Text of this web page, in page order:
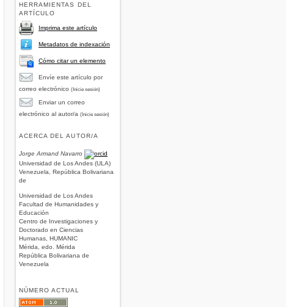
HERRAMIENTAS DEL
ARTÍCULO
Imprima este artículo
Metadatos de indexación
Cómo citar un elemento
Envíe este artículo por
correo electrónico (Inicie sesión)
Enviar un correo
electrónico al autor/a (Inicie sesión)
ACERCA DEL AUTOR/A
Jorge Armand Navarro
Universidad de Los Andes (ULA)
Venezuela, República Bolivariana
de
Universidad de Los Andes
Facultad de Humanidades y
Educación
Centro de Investigaciones y
Doctorado en Ciencias
Humanas, HUMANIC
Mérida, edo. Mérida
República Bolivariana de
Venezuela
NÚMERO ACTUAL